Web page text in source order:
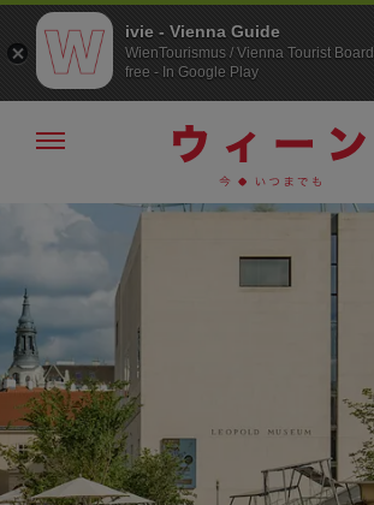
ー
へ
ー
ジ
の
ト
ッ
プ
へ
メ
の
表
ivie - Vienna Guide
WienTourismus / Vienna Tourist Board
free - In Google Play